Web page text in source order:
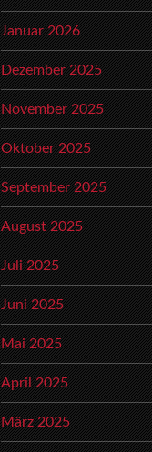
Januar 2026
Dezember 2025
November 2025
Oktober 2025
September 2025
August 2025
Juli 2025
Juni 2025
Mai 2025
April 2025
März 2025